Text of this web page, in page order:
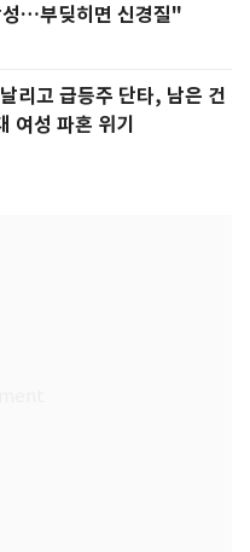
…부딪히면 신경질"
리고 급등주 단타, 남은 건
여성 파혼 위기